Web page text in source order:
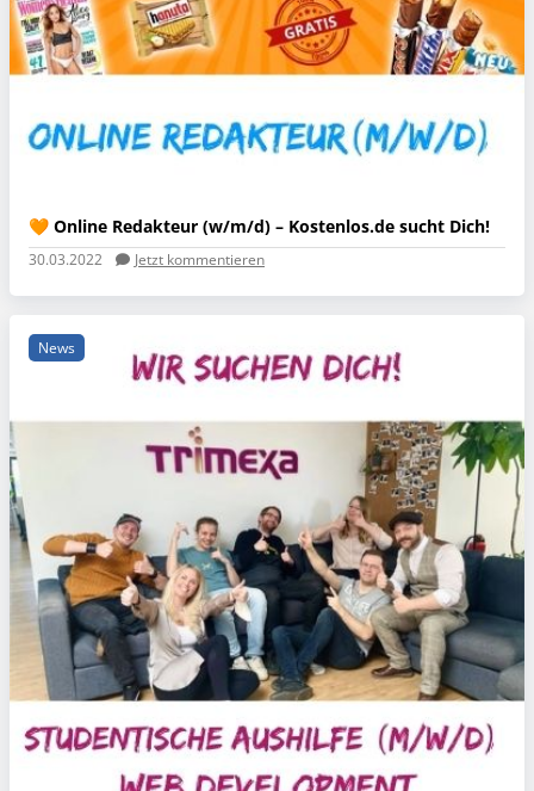
🧡 Online Redakteur (w/m/d) – Kostenlos.de sucht Dich!
30.03.2022 Jetzt kommentieren
News